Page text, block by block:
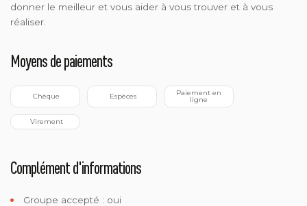
donner le meilleur et vous aider à vous trouver et à vous
réaliser.
Moyens de paiements
Chèque Espèces ligne
Virement
Complément d'informations
Groupe accepté : oui